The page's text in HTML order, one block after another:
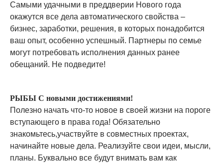
Самыми удачными в преддверии Нового года
окажутся все дела автоматического свойства –
бизнес, заработки, решения, в которых понадобится
ваш опыт, особенно успешный. Партнеры по семье
могут потребовать исполнения данных ранее
обещаний. Не подведите!
РЫБЫ С новыми достижениями!
Полезно начать что-то новое в своей жизни на пороге
вступающего в права года! Обязательно
знакомьтесь,участвуйте в совместных проектах,
начинайте новые дела. Реализуйте свои идеи, мысли,
планы. Буквально все будут внимать вам как